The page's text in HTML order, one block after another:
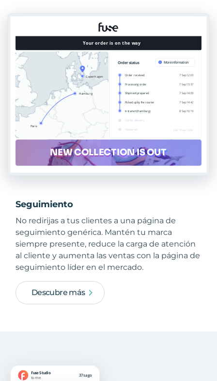
Seguimiento
No redirijas a tus clientes a una página de
seguimiento genérica. Mantén tu marca
siempre presente, reduce la carga de atención
al cliente y aumenta las ventas con la página de
seguimiento líder en el mercado.
Descubre más